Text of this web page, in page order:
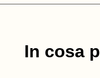
In cosa